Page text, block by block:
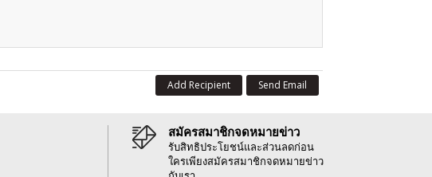
Send Email
Add Recipient
สมัครสมาชิกจดหมายข่าว
รับสิทธิประโยชน์และส่วนลดก่อน
ใครเพียงสมัครสมาชิกจดหมายข่าว